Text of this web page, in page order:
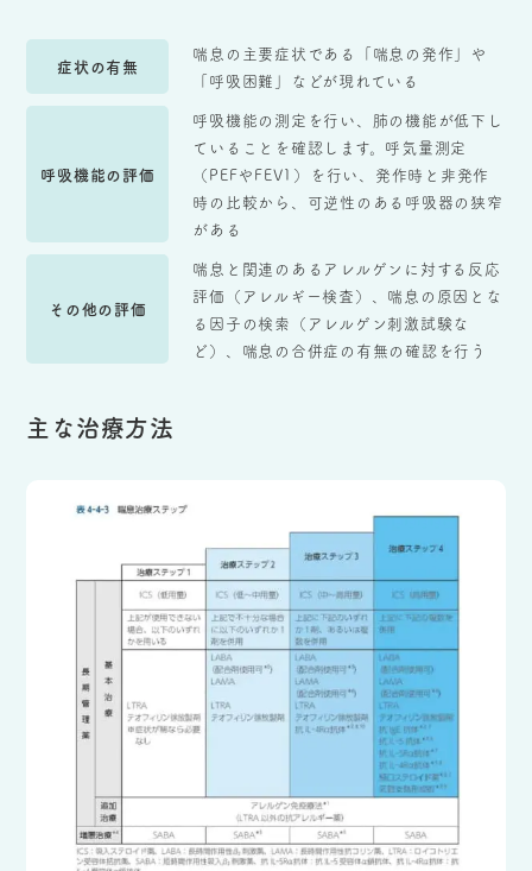
症状の有無
喘息の主要症状である「喘息の発作」や
「呼吸困難」などが現れている
呼吸機能の評価
呼吸機能の測定を行い、肺の機能が低下し
ていることを確認します。呼気量測定
（PEFやFEV1）を行い、発作時と非発作
時の比較から、可逆性のある呼吸器の狭窄
がある
その他の評価
喘息と関連のあるアレルゲンに対する反応
評価（アレルギー検査）、喘息の原因とな
る因子の検索（アレルゲン刺激試験な
ど）、喘息の合併症の有無の確認を行う
主な治療方法